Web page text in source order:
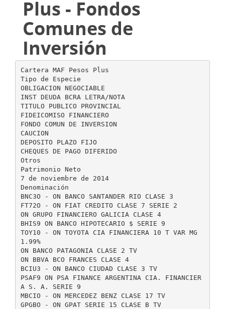
Plus - Fondos
Comunes de
Inversión
Cartera MAF Pesos Plus
Tipo de Especie
OBLIGACION NEGOCIABLE
INST DEUDA BCRA LETRA/NOTA
TITULO PUBLICO PROVINCIAL
FIDEICOMISO FINANCIERO
FONDO COMUN DE INVERSION
CAUCION
DEPOSITO PLAZO FIJO
CHEQUES DE PAGO DIFERIDO
Otros
Patrimonio Neto
7 de noviembre de 2014
Denominación
BNC3O - ON BANCO SANTANDER RIO CLASE 3
FT72O - ON FIAT CREDITO CLASE 7 SERIE 2
ON GRUPO FINANCIERO GALICIA CLASE 4
BHIS9 ON BANCO HIPOTECARIO $ SERIE 9
TOY10 - ON TOYOTA CIA FINANCIERA 10 T VAR MG
1.99%
ON BANCO PATAGONIA CLASE 2 TV
ON BBVA BCO FRANCES CLASE 4
BCIU3 - ON BANCO CIUDAD CLASE 3 TV
PSAF9 ON PSA FINANCE ARGENTINA CIA. FINANCIER
A S. A. SERIE 9
MBCIO - ON MERCEDEZ BENZ CLASE 17 TV
GPGBO - ON GPAT SERIE 15 CLASE B TV